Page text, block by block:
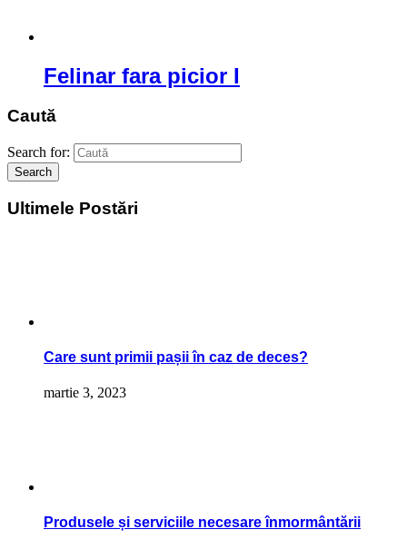
Felinar fara picior I
Caută
Search for:
Search
Ultimele Postări
Care sunt primii pașii în caz de deces?
martie 3, 2023
Produsele și serviciile necesare înmormântării